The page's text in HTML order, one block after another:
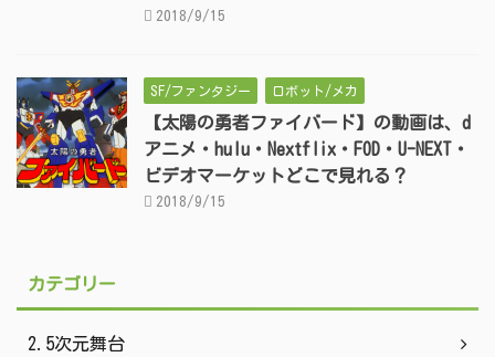
2018/9/15
SF/ファンタジー ロボット/メカ
【太陽の勇者ファイバード】の動画は、d
アニメ・hulu・Nextflix・FOD・U-NEXT・
ビデオマーケットどこで見れる？
2018/9/15
カテゴリー
2.5次元舞台